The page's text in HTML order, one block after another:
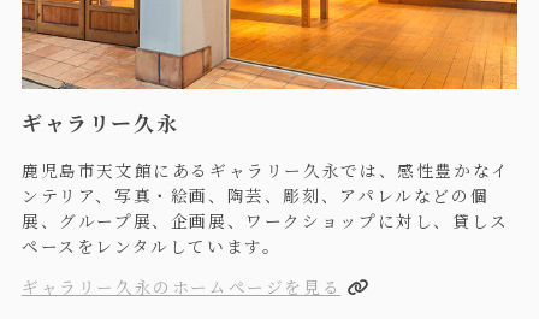
ギャラリー久永
鹿児島市天文館にあるギャラリー久永では、感性豊かなイ
ンテリア、写真・絵画、陶芸、彫刻、アパレルなどの個
展、グループ展、企画展、ワークショップに対し、貸しス
ペースをレンタルしています。
ギャラリー久永のホームページを見る